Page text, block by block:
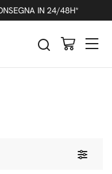
IN 24/48H*
Toggle